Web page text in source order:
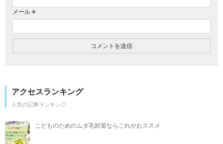
メール ※
アクセスランキング
人気の記事ランキング
こどものためのムダ毛対策ならこれがおススメ